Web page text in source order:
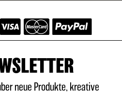
neue Produkte, kreative